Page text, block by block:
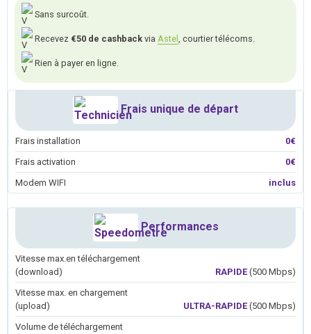
Sans surcoût.
Recevez €50 de cashback via Astel , courtier télécoms.
Rien à payer en ligne.
Frais unique de départ
Frais installation
0€
Frais activation
0€
Modem WIFI
inclus
Performances
Vitesse max.en téléchargement
(download)
RAPIDE(500 Mbps)
Vitesse max. en chargement
(upload)
ULTRA-RAPIDE(500 Mbps)
Volume de téléchargement